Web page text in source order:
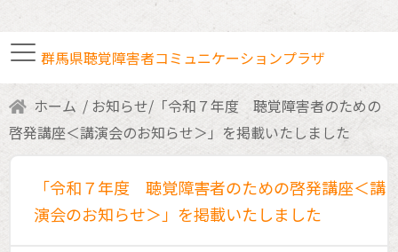
群馬県聴覚障害者コミュニケーションプラザ
手話通訳者・要約筆記者
各種研修・講座案内
ホーム お知らせ/ 「令和７年度 聴覚障害者のための
啓発講座＜講演会のお知らせ＞」を掲載いたしました
「令和７年度 聴覚障害者のための啓発講座＜講
演会のお知らせ＞」を掲載いたしました